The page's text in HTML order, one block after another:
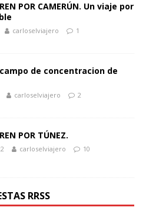
POR CAMERÚN. Un viaje por
carloselviajero 1
de concentracion de
carloselviajero 2
POR TÚNEZ.
carloselviajero 10
RRSS